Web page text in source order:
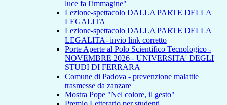
luce fa l'immagine"
Lezione-spettacolo DALLA PARTE DELLA
LEGALITA
Lezione-spettacolo DALLA PARTE DELLA
LEGALITA- invio link corretto
Porte Aperte al Polo Scientifico Tecnologico -
NOVEMBRE 2026 - UNIVERSITA' DEGLI
STUDI DI FERRARA
Comune di Padova - prevenzione malattie
trasmesse da zanzare
Mostra Pope "Nel colore, il gesto"